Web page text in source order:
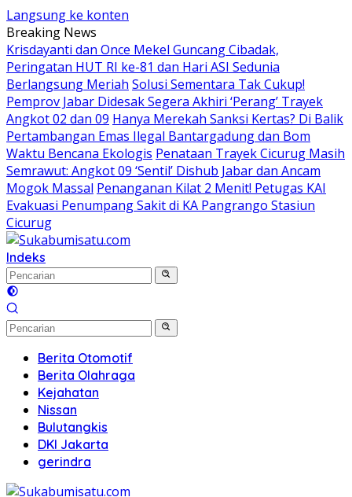
Langsung ke konten
Breaking News
Krisdayanti dan Once Mekel Guncang Cibadak,
Peringatan HUT RI ke-81 dan Hari ASI Sedunia
Berlangsung Meriah Solusi Sementara Tak Cukup!
Pemprov Jabar Didesak Segera Akhiri ‘Perang’ Trayek
Angkot 02 dan 09 Hanya Merekah Sanksi Kertas? Di Balik
Pertambangan Emas Ilegal Bantargadung dan Bom
Waktu Bencana Ekologis Penataan Trayek Cicurug Masih
Semrawut: Angkot 09 ‘Sentil’ Dishub Jabar dan Ancam
Mogok Massal Penanganan Kilat 2 Menit! Petugas KAI
Evakuasi Penumpang Sakit di KA Pangrango Stasiun
Cicurug
Indeks
Berita Otomotif
Berita Olahraga
Kejahatan
Nissan
Bulutangkis
DKI Jakarta
gerindra